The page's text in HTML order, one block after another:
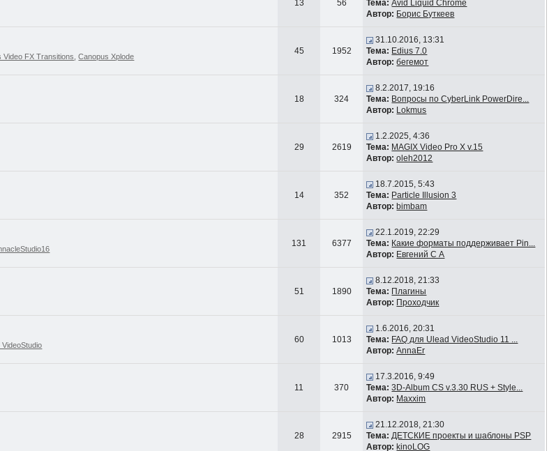
13 56
Тема: Avid Liquid Chrome
Автор: Борис Буткеев
Video FX Transitions ,Canopus Xplode
45 1952
31.10.2016, 13:31
Тема: Edius 7.0
Автор: бегемот
18 324
8.2.2017, 19:16
Тема: Вопросы по CyberLink PowerDire...
Автор: Lokmus
29 2619
1.2.2025, 4:36
Тема: MAGIX Video Pro X v.15
Автор: oleh2012
14 352
18.7.2015, 5:43
Тема: Particle Illusion 3
Автор: bimbam
131 6377
22.1.2019, 22:29
Тема: Какие форматы поддерживает Pin...
Автор: Евгений С А
51 1890
8.12.2018, 21:33
Тема: Плагины
Автор: Проходчик
VideoStudio
60 1013
1.6.2016, 20:31
Тема: FAQ для Ulead VideoStudio 11 ...
Автор: AnnaEr
11 370
17.3.2016, 9:49
Тема: 3D-Album CS v.3.30 RUS + Style...
Автор: Maxxim
28 2915
21.12.2018, 21:30
Тема: ДЕТСКИЕ проекты и шаблоны PSP
Автор: kinoLOG